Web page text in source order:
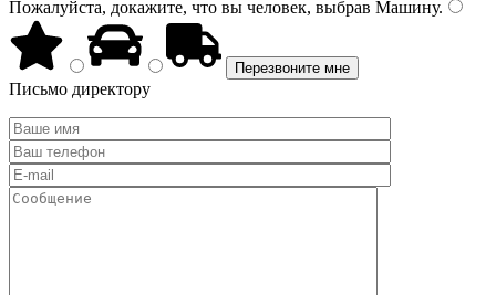
Пожалуйста, докажите, что вы человек, выбрав Машину.
Письмо директору